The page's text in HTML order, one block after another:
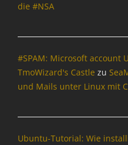
i
d
die #NSA
#SPAM: Microsoft account
TmoWizard's Castle zu
und Mails unter Linux mit
Ubuntu-Tutorial: Wie